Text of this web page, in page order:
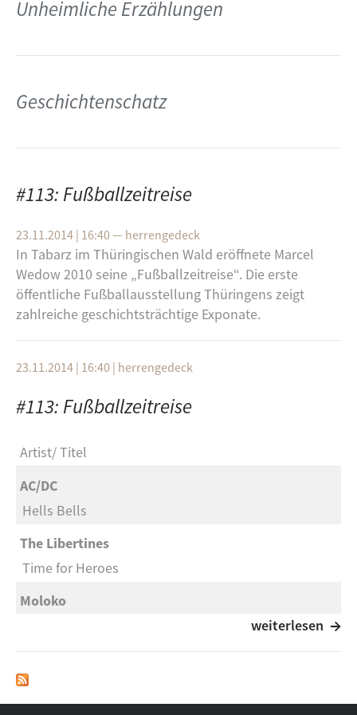
Autor:innen sind vertreten. Über das Buch, die Aktion,
spricht Sebastian Schwaigert im Gespräch mit
Unheimliche Erzählungen
Geschichtenschatz
#113: Fußballzeitreise
23.11.2014 | 16:40— herrengedeck
In Tabarz im Thüringischen Wald eröffnete Marcel
Wedow 2010 seine „Fußballzeitreise“. Die erste
öffentliche Fußballausstellung Thüringens zeigt
zahlreiche geschichtsträchtige Exponate.
23.11.2014 | 16:40 | herrengedeck
#113: Fußballzeitreise
Artist Titel
AC/DC
Hells Bells
The Libertines
Time for Heroes
Moloko
AC/DC
Thunderstruck
weiterlesen